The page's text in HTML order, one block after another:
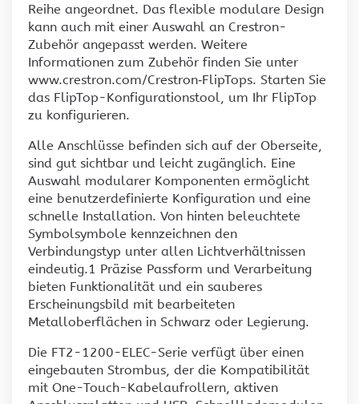
Reihe angeordnet. Das flexible modulare Design
kann auch mit einer Auswahl an Crestron-
Zubehör angepasst werden. Weitere
Informationen zum Zubehör finden Sie unter
www.crestron.com/Crestron‑FlipTops. Starten Sie
das FlipTop-Konfigurationstool, um Ihr FlipTop
zu konfigurieren.
Alle Anschlüsse befinden sich auf der Oberseite,
sind gut sichtbar und leicht zugänglich. Eine
Auswahl modularer Komponenten ermöglicht
eine benutzerdefinierte Konfiguration und eine
schnelle Installation. Von hinten beleuchtete
Symbolsymbole kennzeichnen den
Verbindungstyp unter allen Lichtverhältnissen
eindeutig.1 Präzise Passform und Verarbeitung
bieten Funktionalität und ein sauberes
Erscheinungsbild mit bearbeiteten
Metalloberflächen in Schwarz oder Legierung.
Die FT2-1200-ELEC-Serie verfügt über einen
eingebauten Strombus, der die Kompatibilität
mit One-Touch-Kabelaufrollern, aktiven